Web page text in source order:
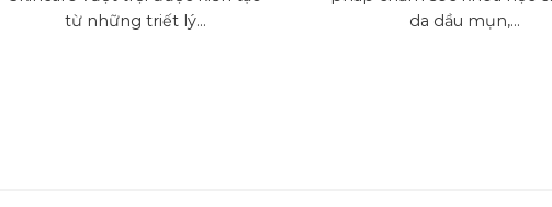
từ những triết lý...
da dầu mụn,...